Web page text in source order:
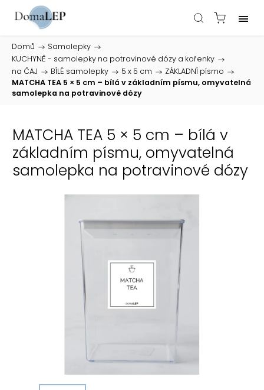
Domů / Samolepky /
KUCHYNĚ - samolepky na potravinové dózy a kořenky /
na ČAJ / BÍLÉ samolepky / 5 x 5 cm / ZÁKLADNÍ písmo /
MATCHA TEA 5 × 5 cm – bílá v základním písmu, omyvatelná
samolepka na potravinové dózy
MATCHA TEA 5 × 5 cm – bílá v
základním písmu, omyvatelná
samolepka na potravinové dózy